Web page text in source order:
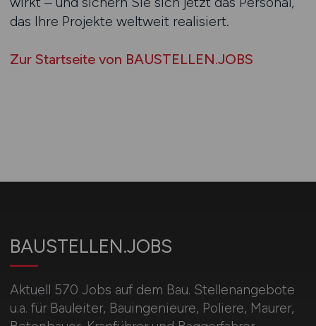
das Ihre Projekte weltweit realisiert.
Zur Startseite von BAUSTELLEN.JOBS
BAUSTELLEN.JOBS
Aktuell 570 Jobs auf dem Bau. Stellenangebote
u.a. für Bauleiter, Bauingenieure, Poliere, Maurer,